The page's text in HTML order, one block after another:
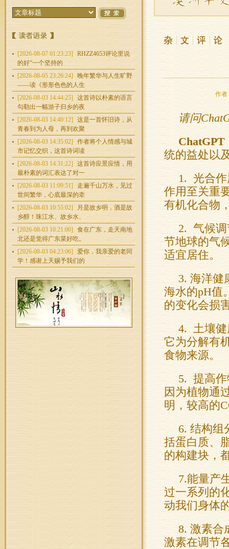
[2026-08-07 01:23:23]
RHZZ4653评论里说
的好“一个坚持的
[2026-08-05 23:26:24]
晚年繁华与人生旷野
——读《形形色色的人生
[2026-08-03 14:44:25]
这首诗以朴素的语言
勾勒出一幅游子归乡的夜
[2026-08-03 14:40:12]
这是一首怀旧诗，从
青春到为人母，再到欢聚
[2026-08-03 14:35:02]
作者将个人情感与城
市记忆交织，这首诗词读
[2026-08-03 14:31:22]
这首诗应景应情，用
最朴素的词汇表达了对一
[2026-08-03 11:09:51]
走遍千山万水，见过
世间繁华，心底最深的牵
[2026-08-03 10:55:02]
月是故乡明，酒是故
乡醇！珠江水、故乡水、
[2026-08-03 10:21:00]
食在广东，走天南地
北还是觉得广东菜好吃。
[2026-08-03 04:23:06]
爱你，我亲爱的老同
学！感谢上天赐予我们的
作者
请问
ChatGPT
统的益处以
1. 光合作
作用至关重
有机化合物
2. 气候调
节地球的气
适宜居住。
3. 海洋健
海水的pH值
的变化会损
4. 土壤健
它为分解有
食物来源。
5. 提高作
因为植物通
明，较高的
6. 结构组
括蛋白质、
的构建块，
7.能量产
过一系列的
动我们身体
8. 激素合
激素在调节